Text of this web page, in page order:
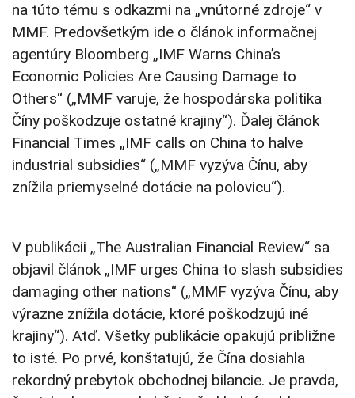
na túto tému s odkazmi na „vnútorné zdroje“ v
MMF. Predovšetkým ide o článok informačnej
agentúry Bloomberg „IMF Warns China’s
Economic Policies Are Causing Damage to
Others“ („MMF varuje, že hospodárska politika
Číny poškodzuje ostatné krajiny“). Ďalej článok
Financial Times „IMF calls on China to halve
industrial subsidies“ („MMF vyzýva Čínu, aby
znížila priemyselné dotácie na polovicu“).
V publikácii „The Australian Financial Review“ sa
objavil článok „IMF urges China to slash subsidies
damaging other nations“ („MMF vyzýva Čínu, aby
výrazne znížila dotácie, ktoré poškodzujú iné
krajiny“). Atď. Všetky publikácie opakujú približne
to isté. Po prvé, konštatujú, že Čína dosiahla
rekordný prebytok obchodnej bilancie. Je pravda,